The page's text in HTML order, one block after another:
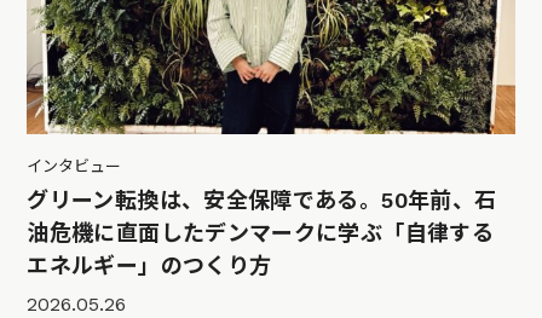
インタビュー
グリーン転換は、安全保障である。50年前、石
油危機に直面したデンマークに学ぶ「自律する
エネルギー」のつくり方
2026.05.26